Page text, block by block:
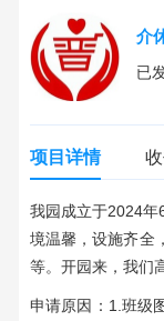
介
已
项目详情
我园成立于2024年
境温馨，设施齐全
等。开园来，我们
申请原因：1.班级